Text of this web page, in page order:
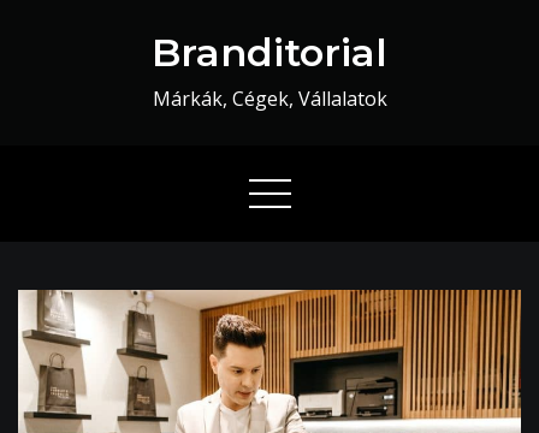
Branditorial
Márkák, Cégek, Vállalatok